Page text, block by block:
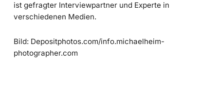
ist gefragter Interviewpartner und Experte in
verschiedenen Medien.
Bild: Depositphotos.com/info.michaelheim-
photographer.com